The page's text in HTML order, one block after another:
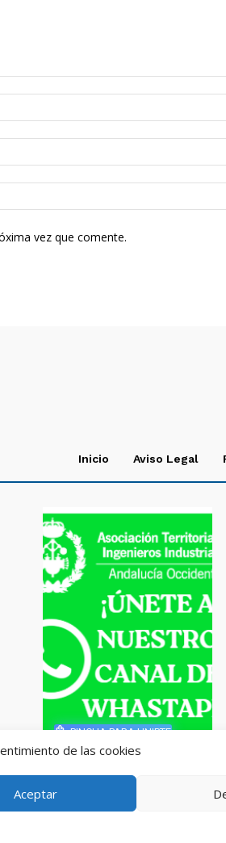
de las cookies
Aceptar
vez que comente.
Inicio Aviso Legal
PINCHA PARA UNIRTE